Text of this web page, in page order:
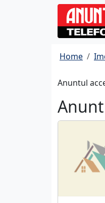
Home
Anuntul